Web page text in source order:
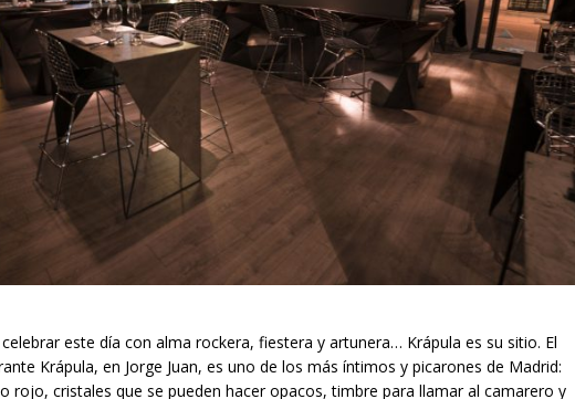
este día con alma rockera, fiestera y artunera… Krápula es su sitio. El
Krápula, en Jorge Juan, es uno de los más íntimos y picarones de Madrid:
rojo, cristales que se pueden hacer opacos, timbre para llamar al camarero y